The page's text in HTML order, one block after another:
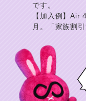
です。
【加入例】Air
月。「家族割